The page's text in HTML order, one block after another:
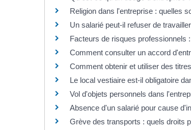
Religion dans l'entreprise : quelles
Un salarié peut-il refuser de
Facteurs de risques professionnels
Comment consulter un accord
Comment obtenir et utiliser des
Le local vestiaire est-il obligatoire
Vol d'objets personnels dans
Absence d'un salarié pour cause
Grève des transports : quels droits